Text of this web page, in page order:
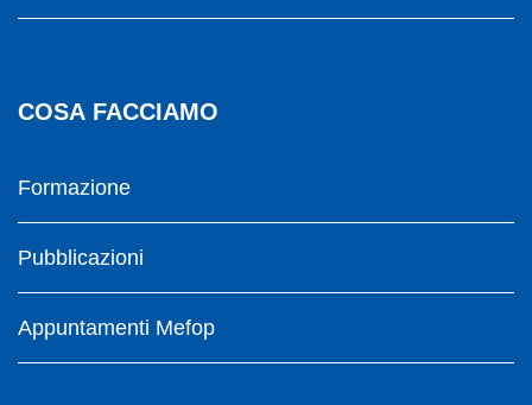
COSA FACCIAMO
Formazione
Pubblicazioni
Appuntamenti Mefop